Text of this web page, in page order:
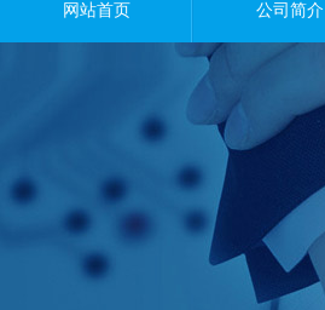
网站首页 公司简介